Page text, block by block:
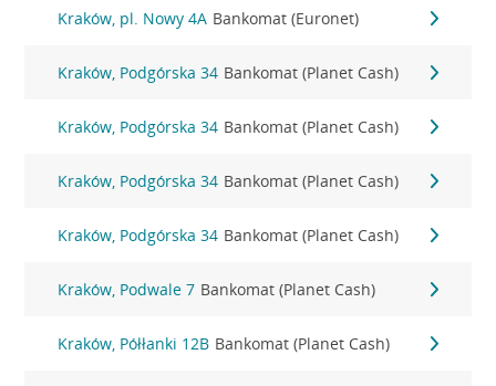
Kraków, pl. Nowy 4A Bankomat (Euronet)
Kraków, Podgórska 34 Bankomat (Planet Cash)
Kraków, Podgórska 34 Bankomat (Planet Cash)
Kraków, Podgórska 34 Bankomat (Planet Cash)
Kraków, Podgórska 34 Bankomat (Planet Cash)
Kraków, Podwale 7 Bankomat (Planet Cash)
Kraków, Półłanki 12B Bankomat (Planet Cash)